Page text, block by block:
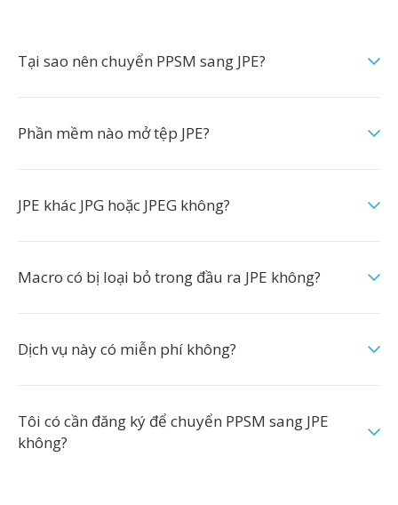
Tại sao nên chuyển PPSM sang JPE?
Phần mềm nào mở tệp JPE?
JPE khác JPG hoặc JPEG không?
Macro có bị loại bỏ trong đầu ra JPE không?
Dịch vụ này có miễn phí không?
Tôi có cần đăng ký để chuyển PPSM sang JPE
không?